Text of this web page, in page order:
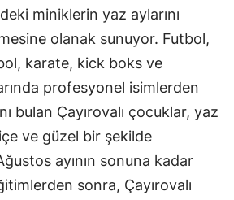
miniklerin yaz aylarını
olanak sunuyor. Futbol,
karate, kick boks ve
profesyonel isimlerden
bulan Çayırovalı çocuklar, yaz
ve güzel bir şekilde
ayının sonuna kadar
sonra, Çayırovalı